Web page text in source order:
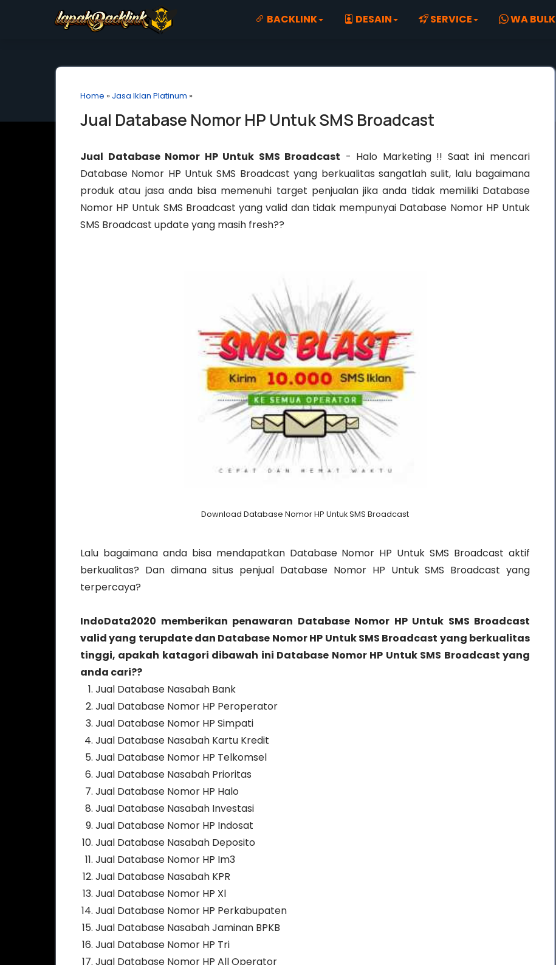
BACKLINK DESAIN SERVICE WA BULK
Home » Jasa Iklan Platinum »
Jual Database Nomor HP Untuk SMS Broadcast
Jual Database Nomor HP Untuk SMS Broadcast - Halo Marketing !! Saat ini mencari
Database Nomor HP Untuk SMS Broadcast yang berkualitas sangatlah sulit, lalu bagaimana
produk atau jasa anda bisa memenuhi target penjualan jika anda tidak memiliki Database
Nomor HP Untuk SMS Broadcast yang valid dan tidak mempunyai Database Nomor HP Untuk
SMS Broadcast update yang masih fresh??
Download Database Nomor HP Untuk SMS Broadcast
Lalu bagaimana anda bisa mendapatkan Database Nomor HP Untuk SMS Broadcast aktif
berkualitas? Dan dimana situs penjual Database Nomor HP Untuk SMS Broadcast yang
terpercaya?
IndoData2020 memberikan penawaran Database Nomor HP Untuk SMS Broadcast
valid yang terupdate dan Database Nomor HP Untuk SMS Broadcast yang berkualitas
tinggi, apakah katagori dibawah ini Database Nomor HP Untuk SMS Broadcast yang
anda cari??
Jual Database Nasabah Bank
Jual Database Nomor HP Peroperator
Jual Database Nomor HP Simpati
Jual Database Nasabah Kartu Kredit
Jual Database Nomor HP Telkomsel
Jual Database Nasabah Prioritas
Jual Database Nomor HP Halo
Jual Database Nasabah Investasi
Jual Database Nomor HP Indosat
Jual Database Nasabah Deposito
Jual Database Nomor HP Im3
Jual Database Nasabah KPR
Jual Database Nomor HP Xl
Jual Database Nomor HP Perkabupaten
Jual Database Nasabah Jaminan BPKB
Jual Database Nomor HP Tri
Jual Database Nomor HP All Operator